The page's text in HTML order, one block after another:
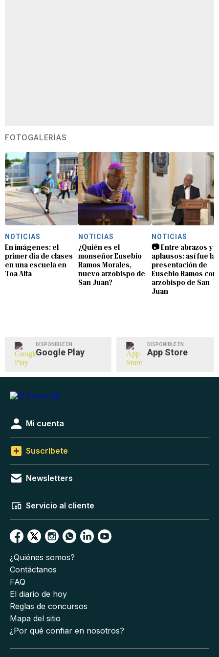
FOTOGALERÍAS
NOTICIAS
En imágenes: el
primer día de clases
en una escuela en
Toa Alta
NOTICIAS
¿Quién es el
monseñor Eusebio
Ramos Morales,
nuevo arzobispo de
San Juan?
NOTICIAS
📷 Entre abrazos y
aplausos: así fue la
presentación de
Eusebio Ramos
arzobispo de San
Juan
DISPONIBLE EN
Google Play
DISPONIBLE EN
App Store
Mi cuenta
Suscríbete
Newsletters
Servicio al cliente
¿Quiénes somos?
Contáctanos
FAQ
El diario de hoy
Reglas de concursos
Mapa del sitio
¿Por qué confiar en nosotros?